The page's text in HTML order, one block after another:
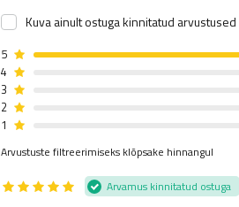
Kuva ainult ostuga kinnitatud arvustused
5
4
3
2
1
Arvustuste filtreerimiseks klõpsake hinnangul
Arvamus kinnitatud ostuga